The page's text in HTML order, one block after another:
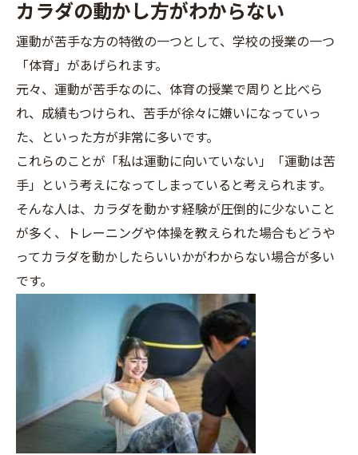
カラダの動かし方がわからない
運動が苦手な方の特徴の一つとして、学校の授業の一つ
「体育」があげられます。
元々、運動が苦手なのに、体育の授業で周りと比べら
れ、成績もつけられ、苦手が徐々に嫌いになっていっ
た、といった方が非常に多いです。
これらのことが「私は運動に向いていない」「運動は苦
手」という考えになってしまっていると考えられます。
そんな人は、カラダを動かす経験が圧倒的に少ないこと
が多く、トレーニングや体操を教えられた場合もどうや
ってカラダを動かしたらいいかがわからない場合が多い
です。